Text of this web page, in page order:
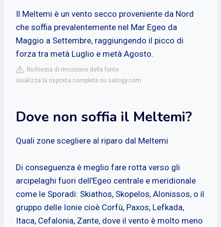
Il Meltemi è un vento secco proveniente da Nord
che soffia prevalentemente nel Mar Egeo da
Maggio a Settembre, raggiungendo il picco di
forza tra metà Luglio e metà Agosto.
Richiesta di rimozione della fonte
isualizza la risposta completa su sailogy.com
Dove non soffia il Meltemi?
Quali zone scegliere al riparo dal Meltemi
Di conseguenza è meglio fare rotta verso gli
arcipelaghi fuori dell'Egeo centrale e meridionale
come le Sporadi: Skiathos, Skopelos, Alonissos, o il
gruppo delle Ionie cioè Corfù, Paxos, Lefkada,
Itaca, Cefalonia, Zante, dove il vento è molto meno